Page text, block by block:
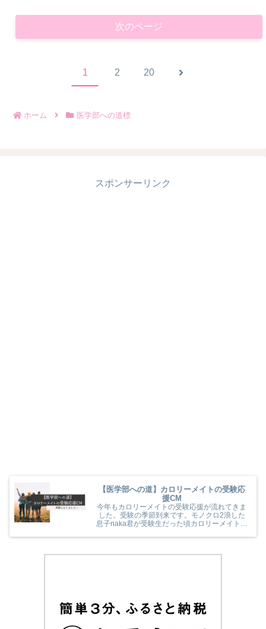
次のページ
1 2 20 次
ホーム 医学部への道標
スポンサーリンク
【医学部への道】カロリーメイトの受験応
援CM
今年もカロリーメイトの受験応援が流れてきま
した。受験の季節到来です。モノクロ2浪した
息子naka君が受験生だった頃カロリーメイトの
(^^) 今年のカロリーメイトの受験応援CMも音